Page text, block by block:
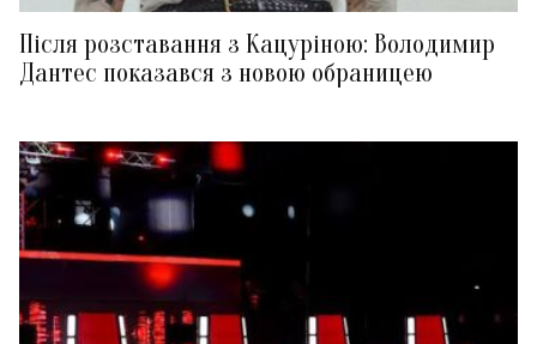
Після розставання з Кацуріною: Володимир
Дантес показався з новою обраницею